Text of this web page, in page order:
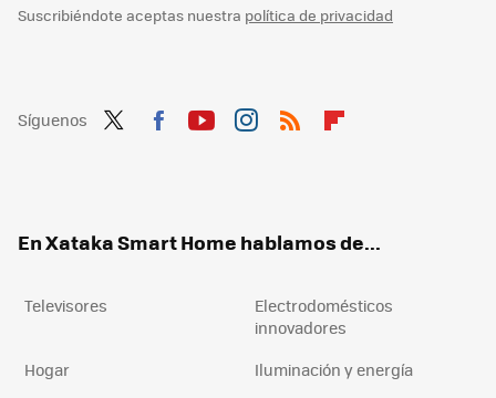
Suscribiéndote aceptas nuestra política de privacidad
Síguenos
En Xataka Smart Home hablamos de...
Televisores
Electrodomésticos
innovadores
Hogar
Iluminación y energía